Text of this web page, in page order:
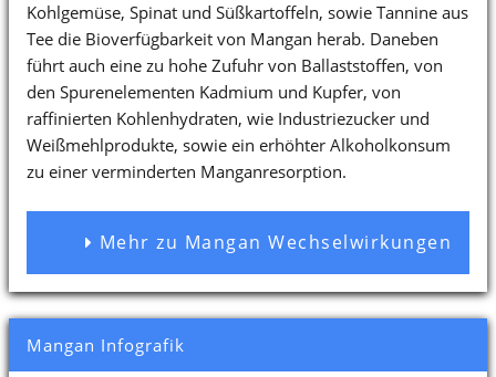
Kohlgemüse, Spinat und Süßkartoffeln, sowie Tannine aus
Tee die Bioverfügbarkeit von Mangan herab. Daneben
führt auch eine zu hohe Zufuhr von Ballaststoffen, von
den Spurenelementen Kadmium und Kupfer, von
raffinierten Kohlenhydraten, wie Industriezucker und
Weißmehlprodukte, sowie ein erhöhter Alkoholkonsum
zu einer verminderten Manganresorption.
Mehr zu Mangan Wechselwirkungen
Mangan Infografik